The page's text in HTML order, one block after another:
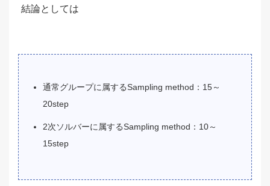
結論としては
通常グループに属するSampling method：15～
20step
2次ソルバーに属するSampling method：10～
15step